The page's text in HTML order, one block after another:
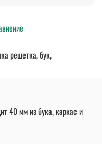
решетка, бук,
40 мм из бука, каркас и